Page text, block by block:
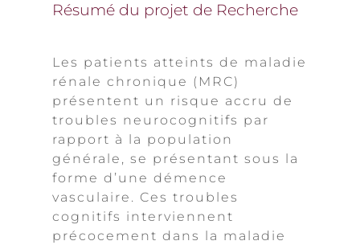
Résumé du projet de Recherche
Les patients atteints de maladie
rénale chronique (MRC)
présentent un risque accru de
troubles neurocognitifs par
rapport à la population
générale, se présentant sous la
forme d’une démence
vasculaire. Ces troubles
cognitifs interviennent
précocement dans la maladie